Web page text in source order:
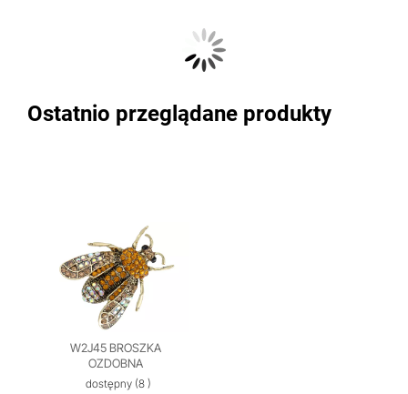
Ostatnio przeglądane produkty
W2J45 BROSZKA
OZDOBNA
dostępny(8 )